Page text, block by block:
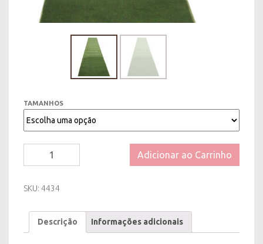
TAMANHOS
Retangular
com
Verde
-
Adicionar ao Carrinho
SKU: 4434
Descrição Informações adicionais